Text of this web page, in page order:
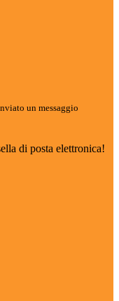
un messaggio
di posta elettronica!